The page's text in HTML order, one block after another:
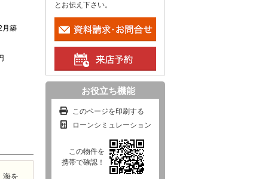
月築
海を
とお伝え下さい。
お役立ち機能
このページを印刷する
ローンシミュレーション
この物件を
携帯で確認！